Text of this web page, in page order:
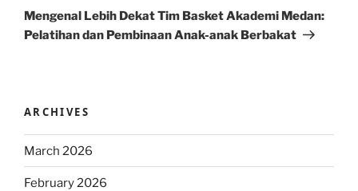
Post
Mengenal Lebih Dekat Tim Basket Akademi Medan:
Pelatihan dan Pembinaan Anak-anak Berbakat
ARCHIVES
March 2026
February 2026